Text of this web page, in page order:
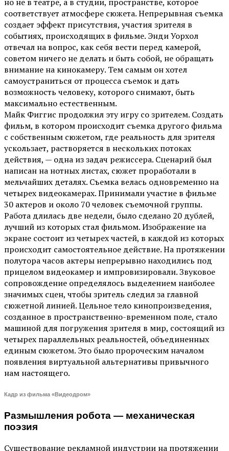
соответствует атмосфере сюжета. Непрерывная съемка
создает эффект присутствия, участия зрителя в
событиях, происходящих в фильме. Энди Уорхол
отвечал на вопрос, как себя вести перед камерой,
советом ничего не делать и быть собой, не обращать
внимание на кинокамеру. Тем самым он хотел
самоустраниться от процесса съемок и дать
возможность человеку, которого снимают, быть
максимально естественным.
Майк Фиггис продолжил эту игру со зрителем. Создать
фильм, в котором происходит съемка другого фильма
с собственным сюжетом, где реальность для зрителя
ускользает, растворяется в нескольких потоках
действия, — одна из задач режиссера. Сценарий был
написан на нотных листах, сюжет проработали в
мельчайших деталях. Съемка велась одновременно на
четырех видеокамерах. Принимали участие в фильме
30 актеров и около 70 человек съемочной группы.
Работа длилась две недели, было сделано 20 дублей,
лучший из которых стал фильмом. Изображение на
экране состоит из четырех частей, в каждой из которых
происходит самостоятельное действие. На протяжении
полутора часов актеры непрерывно находились под
прицелом видеокамер и импровизировали. Звуковое
сопровождение определялось выделением наиболее
значимых сцен, чтобы зритель следил за главной
сюжетной линией. Цельное тело кинопроизведения,
созданное в пространственно-временном поле, стало
машиной для погружения зрителя в мир, состоящий из
четырех параллельных реальностей, объединенных
единым сюжетом. Это было пророческим началом
появления виртуальной альтернативы привычного
нам настоящего.
Кадр из фильма «Видеодром»
Размышления робота — механическая
поэзия
Существование рекламной индустрии на протяжении